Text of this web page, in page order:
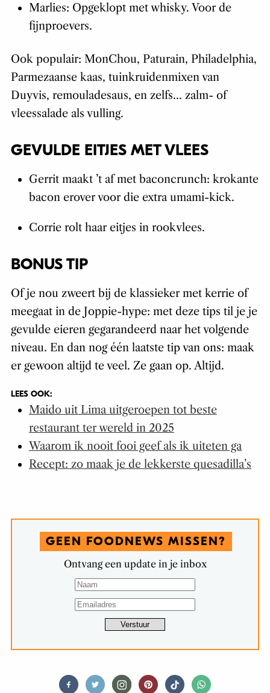
Marlies: Opgeklopt met whisky. Voor de
fijnproevers.
Ook populair: MonChou, Paturain, Philadelphia,
Parmezaanse kaas, tuinkruidenmixen van
Duyvis, remouladesaus, en zelfs… zalm- of
vleessalade als vulling.
GEVULDE EITJES MET VLEES
Gerrit maakt ’t af met baconcrunch: krokante
bacon erover voor die extra umami-kick.
Corrie rolt haar eitjes in rookvlees.
BONUS TIP
Of je nou zweert bij de klassieker met kerrie of
meegaat in de Joppie-hype: met deze tips til je je
gevulde eieren gegarandeerd naar het volgende
niveau. En dan nog één laatste tip van ons: maak
er gewoon altijd te veel. Ze gaan op. Altijd.
LEES OOK:
Maido uit Lima uitgeroepen tot beste
restaurant ter wereld in 2025
Waarom ik nooit fooi geef als ik uiteten ga
Recept: zo maak je de lekkerste quesadilla’s
GEEN FOODNEWS MISSEN?
Ontvang een update in je inbox